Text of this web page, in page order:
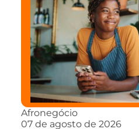
Afronegócio
07 de agosto de 2026